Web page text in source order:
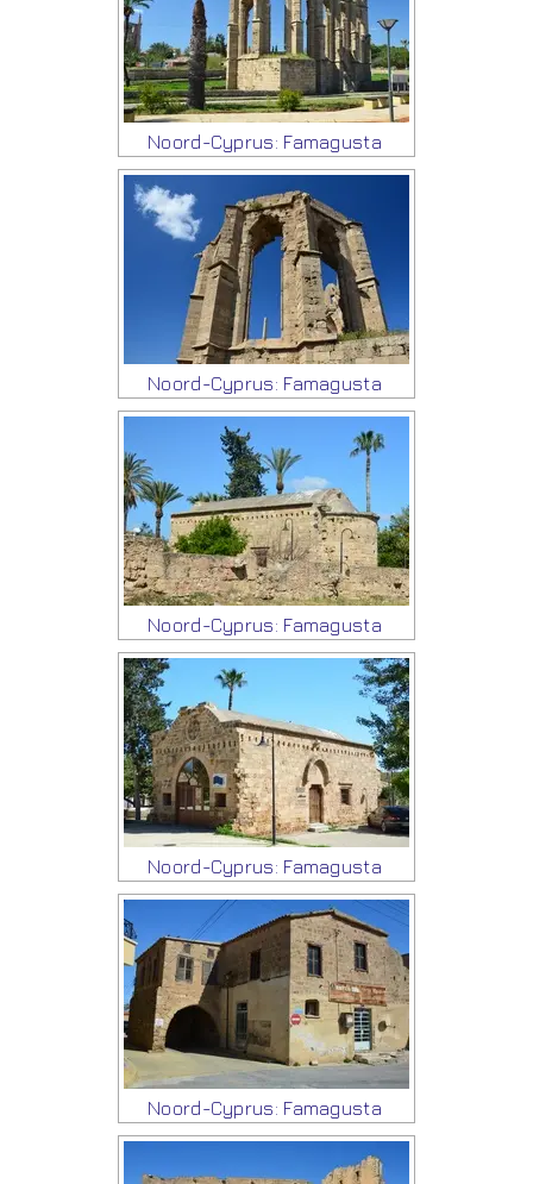
Noord-Cyprus: Famagusta
Noord-Cyprus: Famagusta
Noord-Cyprus: Famagusta
Noord-Cyprus: Famagusta
Noord-Cyprus: Famagusta